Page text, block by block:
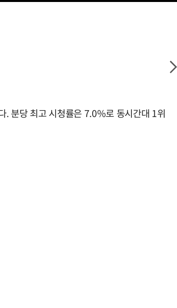
. 분당 최고 시청률은 7.0%로 동시간대 1위